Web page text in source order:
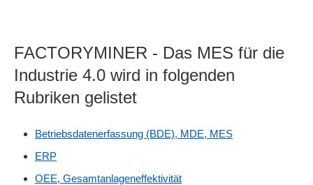
FACTORYMINER - Das MES für die
Industrie 4.0 wird in folgenden
Rubriken gelistet
Betriebsdatenerfassung (BDE), MDE, MES
ERP
OEE, Gesamtanlageneffektivität